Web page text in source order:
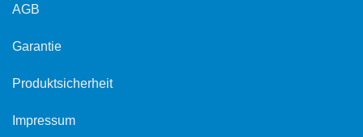
AGB
Garantie
Produktsicherheit
Impressum